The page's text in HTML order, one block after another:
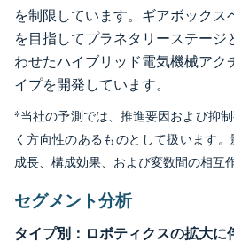
を制限しています。ギアボックス
を目指してプラネタリーステージ
わせたハイブリッド電気機械アク
イプを開発しています。
*当社の予測では、推進要因および抑
く方向性のあるものとして扱います
成長、構成効果、および変数間の相互
セグメント分析
タイプ別：ロボティクスの拡大に